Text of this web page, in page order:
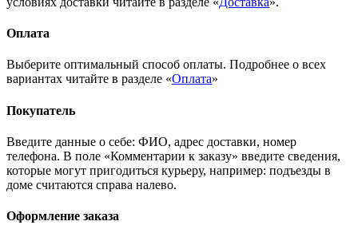
Оплата
Выберите оптимальный способ оплаты. Подробнее о всех
вариантах читайте в разделе «Оплата»
Покупатель
Введите данные о себе: ФИО, адрес доставки, номер
телефона. В поле «Комментарии к заказу» введите сведения,
которые могут пригодиться курьеру, например: подъезды в
доме считаются справа налево.
Оформление заказа